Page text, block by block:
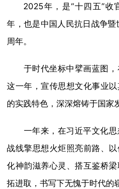
2025年，是“十四五”收
年，也是中国人民抗日战争
周年。
于时代坐标中擘画蓝图，
这一年，宣传思想文化事业
的实践特色，深深熔铸于国家
一年来，在习近平文化思
战线擎思想火炬照亮前路、
化神韵滋养心灵、搭互鉴桥
拓进取，书写下无愧于时代的